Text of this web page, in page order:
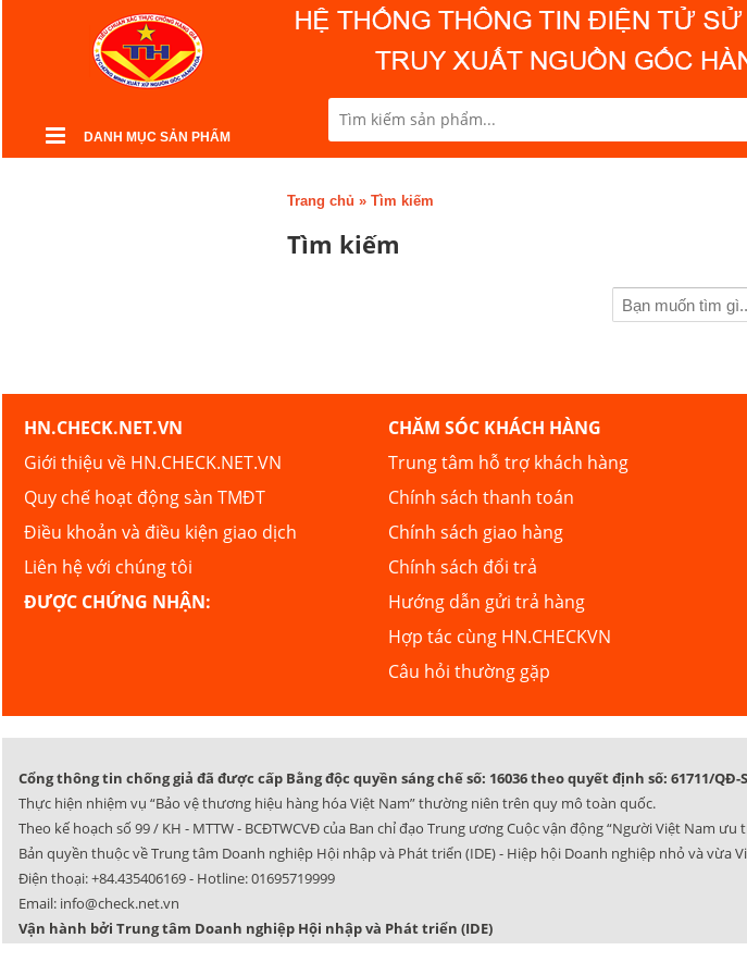
DANH MỤC SẢN PHẨM
Trang chủ » Tìm kiếm
Tìm kiếm
HN.CHECK.NET.VN
Giới thiệu về HN.CHECK.NET.VN
Quy chế hoạt động sàn TMĐT
Điều khoản và điều kiện giao dịch
Liên hệ với chúng tôi
ĐƯỢC CHỨNG NHẬN:
CHĂM SÓC KHÁCH HÀNG
Trung tâm hỗ trợ khách hàng
Chính sách thanh toán
Chính sách giao hàng
Chính sách đổi trả
Hướng dẫn gửi trả hàng
Hợp tác cùng HN.CHECKVN
Câu hỏi thường gặp
Cổng thông tin chống giả đã được cấp Bằng độc quyền sáng chế số: 16036 theo quyết định số: 61711/QĐ-
Thực hiện nhiệm vụ “Bảo vệ thương hiệu hàng hóa Việt Nam” thường niên trên quy mô toàn quốc.
Theo kế hoạch số 99 / KH - MTTW - BCĐTWCVĐ của Ban chỉ đạo Trung ương Cuộc vận động “Người Việt Nam ưu
Bản quyền thuộc về Trung tâm Doanh nghiệp Hội nhập và Phát triển (IDE) - Hiệp hội Doanh nghiệp nhỏ và vừa
Điện thoại:+84.435406169- Hotline:01695719999
Email: info@check.net.vn
Vận hành bởi Trung tâm Doanh nghiệp Hội nhập và Phát triển (IDE)